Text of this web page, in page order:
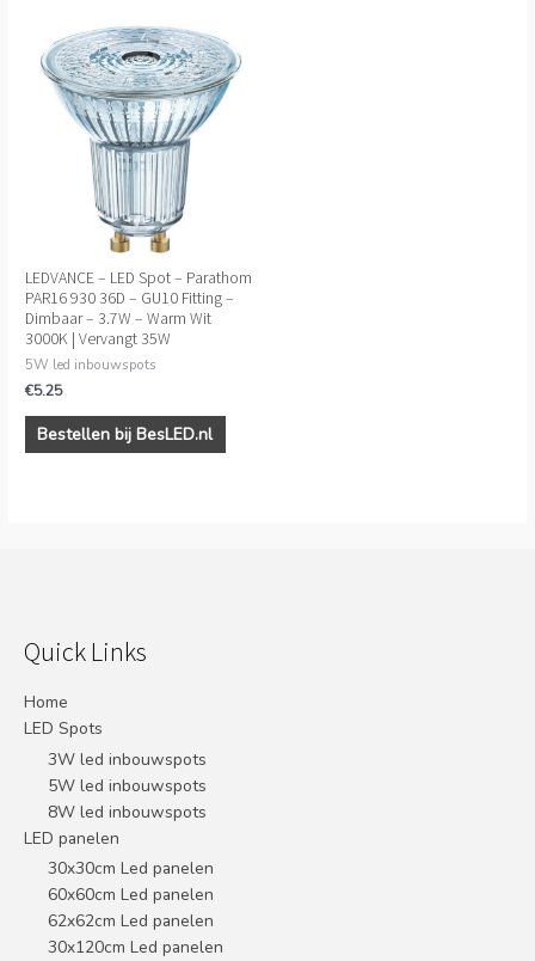
LEDVANCE – LED Spot – Parathom
PAR16 930 36D – GU10 Fitting –
Dimbaar – 3.7W – Warm Wit
3000K | Vervangt 35W
5W led inbouwspots
€5.25
Bestellen bij BesLED.nl
Quick Links
Home
LED Spots
3W led inbouwspots
5W led inbouwspots
8W led inbouwspots
LED panelen
30x30cm Led panelen
60x60cm Led panelen
62x62cm Led panelen
30x120cm Led panelen